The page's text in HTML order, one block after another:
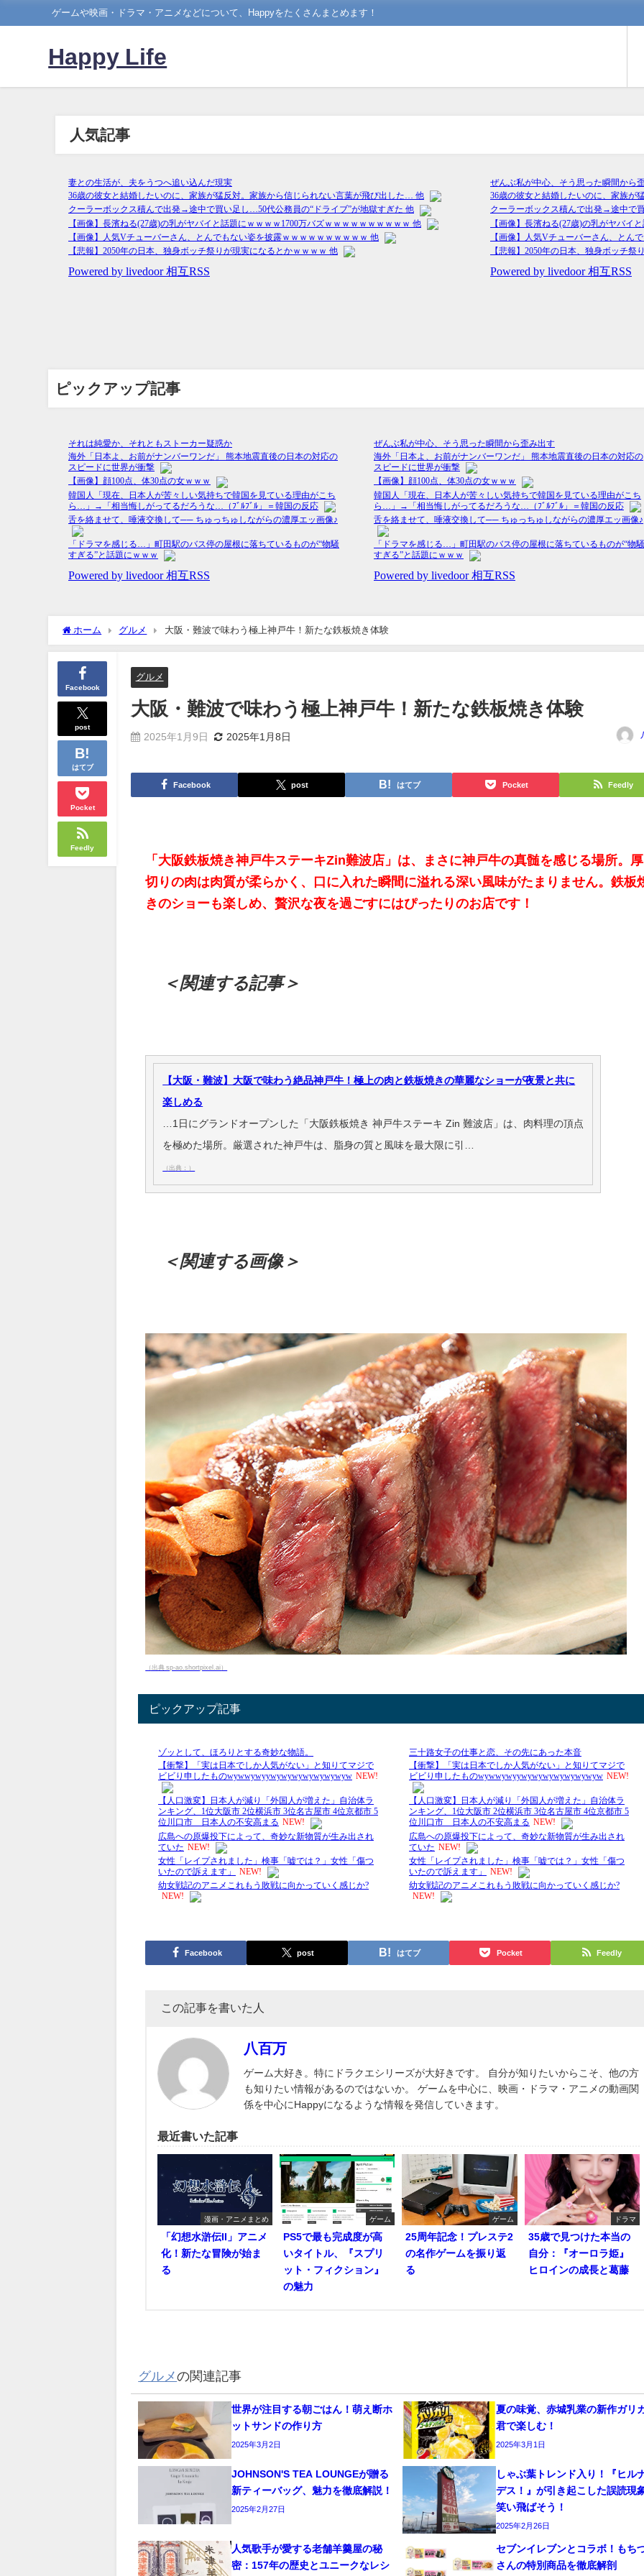
ゲームや映画・ドラマ・アニメなどについて、Happyをたくさんまとめます！
Happy Life
人気記事
ピックアップ記事
ホーム グルメ 大阪・難波で味わう極上神戸牛！新たな鉄板焼き体験
Facebook
post
はてブ
Pocket
Feedly
グルメ
大阪・難波で味わう極上神戸牛！新たな鉄板焼き体験
2025年1月9日 2025年1月8日
Facebook post はてブ Pocket Feedly
「大阪鉄板焼き神戸牛ステーキZin難波店」は、まさに神戸牛の真髄を感じる場所。厚
切りの肉は肉質が柔らかく、口に入れた瞬間に溢れる深い風味がたまりません。鉄板
きのショーも楽しめ、贅沢な夜を過ごすにはぴったりのお店です！
＜関連する記事＞
【大阪・難波】大阪で味わう絶品神戸牛！極上の肉と鉄板焼きの華麗なショーが夜景と共に
楽しめる
…1日にグランドオープンした「大阪鉄板焼き 神戸牛ステーキ Zin 難波店」は、肉料理の頂点
を極めた場所。厳選された神戸牛は、脂身の質と風味を最大限に引…
（出典：）
＜関連する画像＞
（出典 sp-ao.shortpixel.ai）
ピックアップ記事
Facebook post はてブ Pocket Feedly
この記事を書いた人
八百万
ゲーム大好き。特にドラクエシリーズが大好きです。 自分が知りたいからこそ、他の方
も知りたい情報があるのではないか。 ゲームを中心に、映画・ドラマ・アニメの動画関
係を中心にHappyになるような情報を発信していきます。
最近書いた記事
漫画・アニメまとめ
「幻想水滸伝II」アニメ
化！新たな冒険が始ま
る
ゲーム
PS5で最も完成度が高
いタイトル、『スプリ
ット・フィクション』
の魅力
ゲーム
25周年記念！プレステ2
の名作ゲームを振り返
る
ドラマ
35歳で見つけた本当の
自分：『オーロラ姫』
ヒロインの成長と葛藤
グルメの関連記事
世界が注目する朝ごはん！萌え断ホ
ットサンドの作り方
2025年3月2日
夏の味覚、赤城乳業の新作ガリ
君で楽しむ！
2025年3月1日
JOHNSON'S TEA LOUNGEが贈る
新ティーバッグ、魅力を徹底解説！
2025年2月27日
しゃぶ葉トレンド入り！『ヒル
デス！』が引き起こした誤読現
笑い飛ばそう！
2025年2月26日
人気歌手が愛する老舗羊羹屋の秘
密：157年の歴史とユニークなレシ
セブンイレブンとコラボ！もち
さんの特別商品を徹底解剖